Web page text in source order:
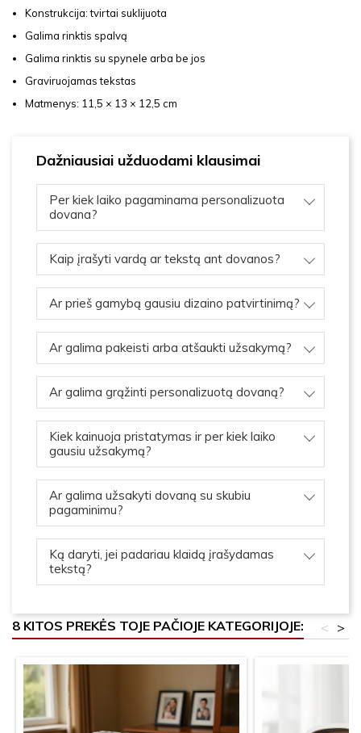
Konstrukcija: tvirtai suklijuota
Galima rinktis spalvą
Galima rinktis su spynele arba be jos
Graviruojamas tekstas
Matmenys: 11,5 × 13 × 12,5 cm
Dažniausiai užduodami klausimai
Per kiek laiko pagaminama personalizuota
dovana?
Kaip įrašyti vardą ar tekstą ant dovanos?
Ar prieš gamybą gausiu dizaino patvirtinimą?
Ar galima pakeisti arba atšaukti užsakymą?
Ar galima grąžinti personalizuotą dovaną?
Kiek kainuoja pristatymas ir per kiek laiko
gausiu užsakymą?
Ar galima užsakyti dovaną su skubiu
pagaminimu?
Ką daryti, jei padariau klaidą įrašydamas
tekstą?
8 KITOS PREKĖS TOJE PAČIOJE KATEGORIJOJE: >
<